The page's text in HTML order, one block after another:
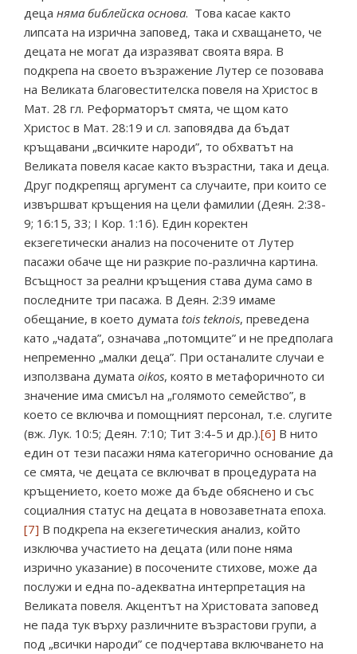
деца няма библейска основа. Това касае както
липсата на изрична заповед, така и схващането, че
децата не могат да изразяват своята вяра. В
подкрепа на своето възражение Лутер се позовава
на Великата благовестителска повеля на Христос в
Мат. 28 гл. Реформаторът смята, че щом като
Христос в Мат. 28:19 и сл. заповядва да бъдат
кръщавани „всичките народи”, то обхватът на
Великата повеля касае както възрастни, така и деца.
Друг подкрепящ аргумент са случаите, при които се
извършват кръщения на цели фамилии (Деян. 2:38-
9; 16:15, 33; І Кор. 1:16). Един коректен
екзегетически анализ на посочените от Лутер
пасажи обаче ще ни разкрие по-различна картина.
Всъщност за реални кръщения става дума само в
последните три пасажа. В Деян. 2:39 имаме
обещание, в което думата tois teknois, преведена
като „чадата”, означава „потомците” и не предполага
непременно „малки деца”. При останалите случаи е
използвана думата oikos, която в метафоричното си
значение има смисъл на „голямото семейство”, в
което се включва и помощният персонал, т.е. слугите
(вж. Лук. 10:5; Деян. 7:10; Тит 3:4-5 и др.).[6] В нито
един от тези пасажи няма категорично основание да
се смята, че децата се включват в процедурата на
кръщението, което може да бъде обяснено и със
социалния статус на децата в новозаветната епоха.
[7] В подкрепа на екзегетическия анализ, който
изключва участието на децата (или поне няма
изрично указание) в посочените стихове, може да
послужи и една по-адекватна интерпретация на
Великата повеля. Акцентът на Христовата заповед
не пада тук върху различните възрастови групи, а
под „всички народи” се подчертава включването на